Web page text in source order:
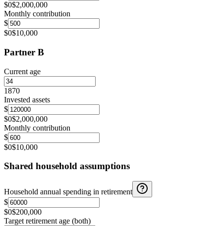
$0$2,000,000
Monthly contribution
$
$0$10,000
Partner B
Current age
1870
Invested assets
$
$0$2,000,000
Monthly contribution
$
$0$10,000
Shared household assumptions
Household annual spending in retirement
$
$0$200,000
Target retirement age (both)